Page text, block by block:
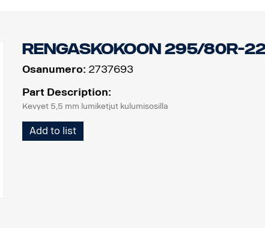
Rengaskokoon 295/80R-
Osanumero: 2737693
Part Description:
Kevyet 5,5 mm lumiketjut kulumisosilla
Add to list